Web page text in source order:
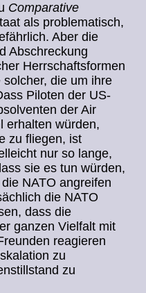
Comparative
als problematisch,
Aber die
Abschreckung
Herrschaftsformen
die um ihre
Piloten der US-
der Air
erhalten würden,
zu fliegen, ist
nur so lange,
sie es tun würden,
NATO angreifen
die NATO
dass die
ganzen Vielfalt mit
reagieren
zu
zu